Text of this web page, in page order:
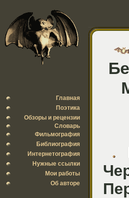
Главная
Поэтика
Обзоры и рецензии
Словарь
Фильмография
Библиография
Интернетография
Нужные ссылки
Мои работы
Об авторе